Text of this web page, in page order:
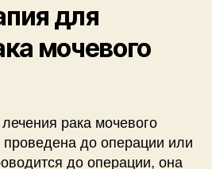
для
мочевого
рака мочевого
до операции или
до операции, она